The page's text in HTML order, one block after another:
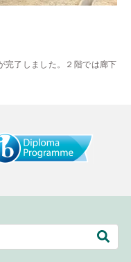
完了しました。２階では廊下